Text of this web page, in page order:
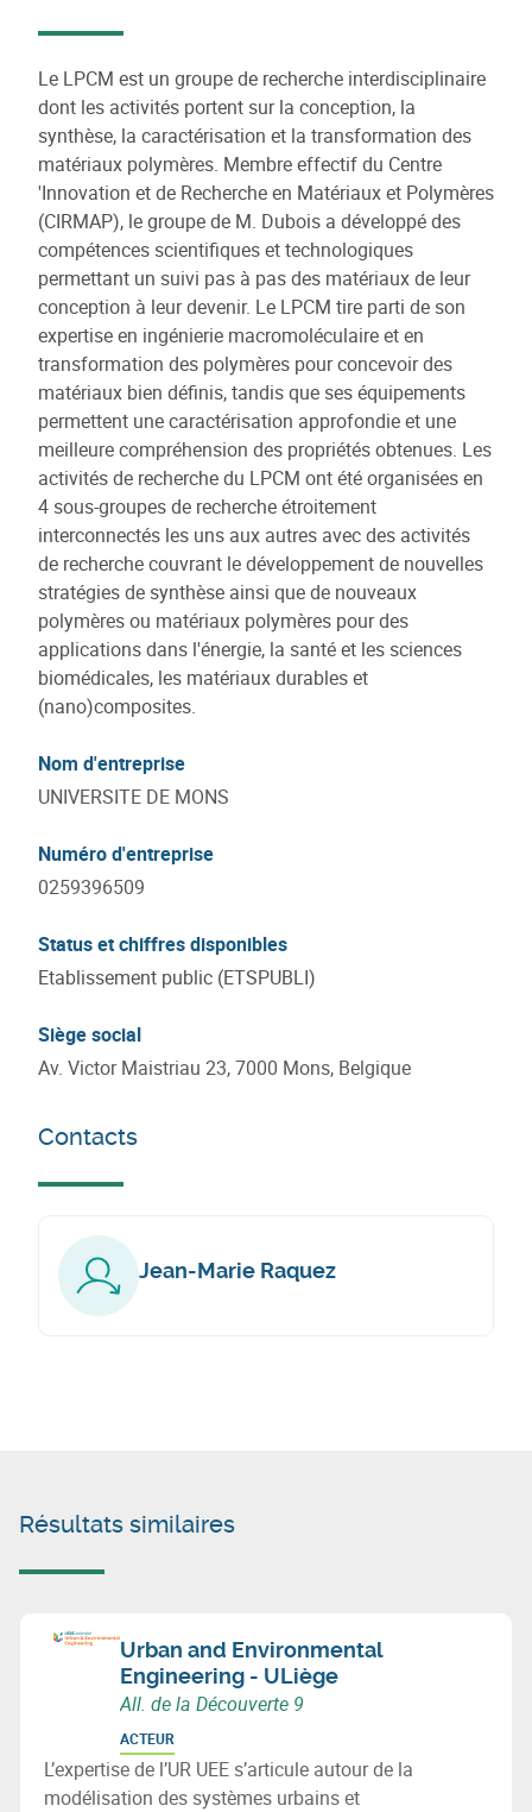
Le LPCM est un groupe de recherche interdisciplinaire
dont les activités portent sur la conception, la
synthèse, la caractérisation et la transformation des
matériaux polymères. Membre effectif du Centre
'Innovation et de Recherche en Matériaux et Polymères
(CIRMAP), le groupe de M. Dubois a développé des
compétences scientifiques et technologiques
permettant un suivi pas à pas des matériaux de leur
conception à leur devenir. Le LPCM tire parti de son
expertise en ingénierie macromoléculaire et en
transformation des polymères pour concevoir des
matériaux bien définis, tandis que ses équipements
permettent une caractérisation approfondie et une
meilleure compréhension des propriétés obtenues. Les
activités de recherche du LPCM ont été organisées en
4 sous-groupes de recherche étroitement
interconnectés les uns aux autres avec des activités
de recherche couvrant le développement de nouvelles
stratégies de synthèse ainsi que de nouveaux
polymères ou matériaux polymères pour des
applications dans l'énergie, la santé et les sciences
biomédicales, les matériaux durables et
(nano)composites.
Nom d'entreprise
UNIVERSITE DE MONS
Numéro d'entreprise
0259396509
Status et chiffres disponibles
Etablissement public (ETSPUBLI)
Siège social
Av. Victor Maistriau 23, 7000 Mons, Belgique
Contacts
Jean-Marie Raquez
Résultats similaires
Urban and Environmental
Engineering - ULiège
All. de la Découverte 9
ACTEUR
L’expertise de l’UR UEE s’articule autour de la
modélisation des systèmes urbains et